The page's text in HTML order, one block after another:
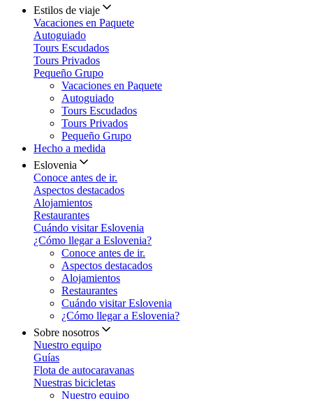
Estilos de viaje
Vacaciones en Paquete
Autoguiado
Tours Escudados
Tours Privados
Pequeño Grupo
Vacaciones en Paquete
Autoguiado
Tours Escudados
Tours Privados
Pequeño Grupo
Hecho a medida
Eslovenia
Conoce antes de ir.
Aspectos destacados
Alojamientos
Restaurantes
Cuándo visitar Eslovenia
¿Cómo llegar a Eslovenia?
Conoce antes de ir.
Aspectos destacados
Alojamientos
Restaurantes
Cuándo visitar Eslovenia
¿Cómo llegar a Eslovenia?
Sobre nosotros
Nuestro equipo
Guías
Flota de autocaravanas
Nuestras bicicletas
Nuestro equipo